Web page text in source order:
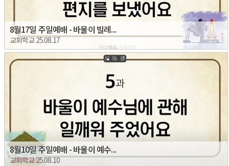
8월17일 주일예배 - 바울이 빌레...
교회학교 25.08.17
8월10일 주일예배 - 바울이 예수...
교회학교 25.08.10